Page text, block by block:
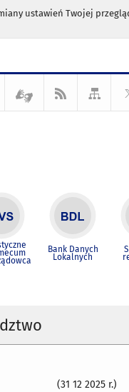
ustawień Twojej
Bank Danych
Lokalnych
(31 12 2025 r.)